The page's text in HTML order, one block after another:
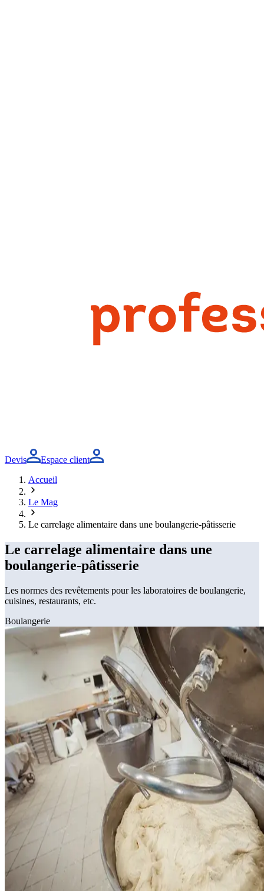
Devis
Espace client
Accueil
Le Mag
Le carrelage alimentaire dans une boulangerie-pâtisserie
Le carrelage alimentaire dans une
boulangerie-pâtisserie
Les normes des revêtements pour les laboratoires de boulangerie,
cuisines, restaurants, etc.
Boulangerie